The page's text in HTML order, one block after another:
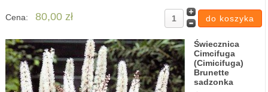
Cena: 80,00 zł
Świecznica
Cimcifuga
(Cimicifuga)
Brunette
sadzonka